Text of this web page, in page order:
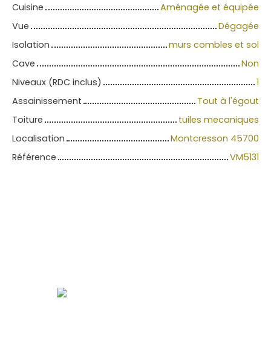
Cuisine
Aménagée et équipée
Vue
Dégagée
Isolation
murs combles et sol
Cave
Non
Niveaux (RDC inclus)
1
Assainissement
Tout à l'égout
Toiture
tuiles mecaniques
Localisation
Montcresson 45700
Référence
VM5131